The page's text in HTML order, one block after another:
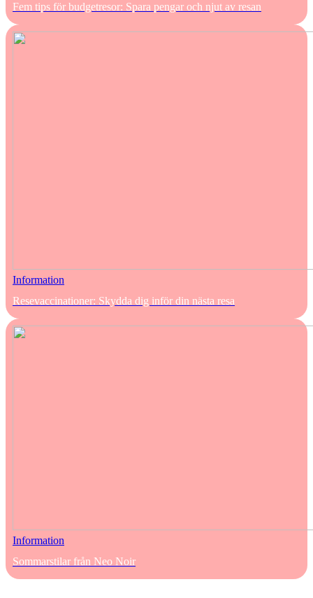
Fem tips för budgetresor: Spara pengar och njut av resan
Information
Resevaccinationer: Skydda dig inför din nästa resa
Information
Sommarstilar från Neo Noir